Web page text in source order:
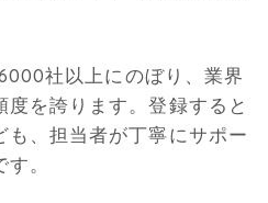
社以上にのぼり、業界
度を誇ります。登録すると
も、担当者が丁寧にサポー
。